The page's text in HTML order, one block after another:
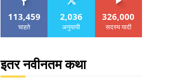
113,459
चाहते
2,036
अनुयायी
326,000
सदस्य यादी
इतर नवीनतम कथा